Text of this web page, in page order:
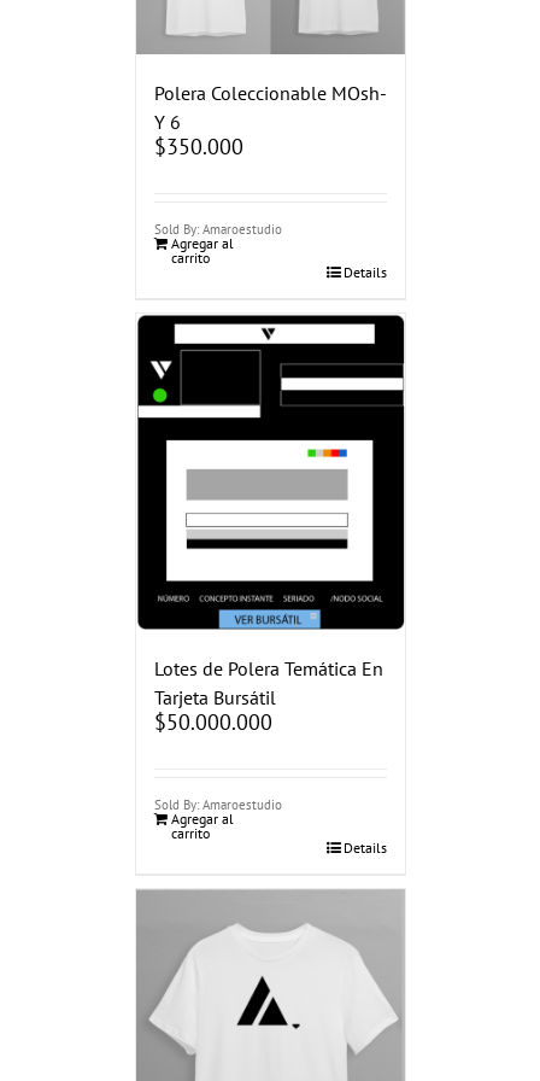
Polera Coleccionable MOsh-
Y 6
$350.000
Sold By: Amaroestudio
Agregar al
carrito
Details
Lotes de Polera Temática En
Tarjeta Bursátil
$50.000.000
Sold By: Amaroestudio
Agregar al
carrito
Details